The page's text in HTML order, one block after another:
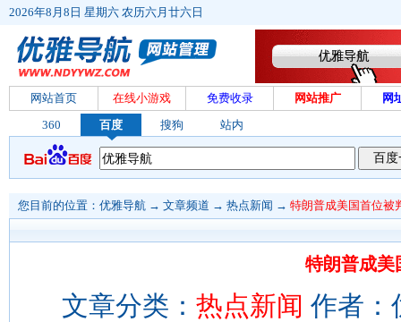
2026年8月8日 星期六 农历六月廿六日
网站首页 在线小游戏 免费收录 网站推广
网
360
百度 搜狗 站内
您目前的位置： 优雅导航 → 文章频道 → 热点新闻 → 特朗普成美国首位被
特朗普成美
文章分类： 热点新闻 作者：